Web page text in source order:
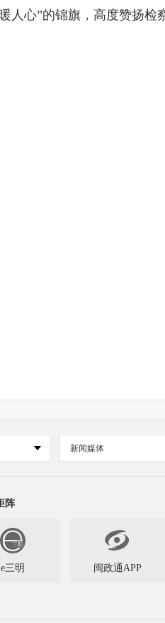
心”的锦旗，高度赞扬检
新闻媒体
阵
e三明

闽政通APP